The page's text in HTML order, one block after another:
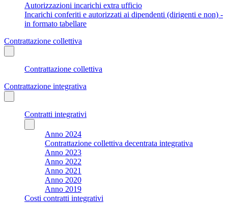
Autorizzazioni incarichi extra ufficio
Incarichi conferiti e autorizzati ai dipendenti (dirigenti e non) -
in formato tabellare
Contrattazione collettiva
Contrattazione collettiva
Contrattazione integrativa
Contratti integrativi
Anno 2024
Contrattazione collettiva decentrata integrativa
Anno 2023
Anno 2022
Anno 2021
Anno 2020
Anno 2019
Costi contratti integrativi